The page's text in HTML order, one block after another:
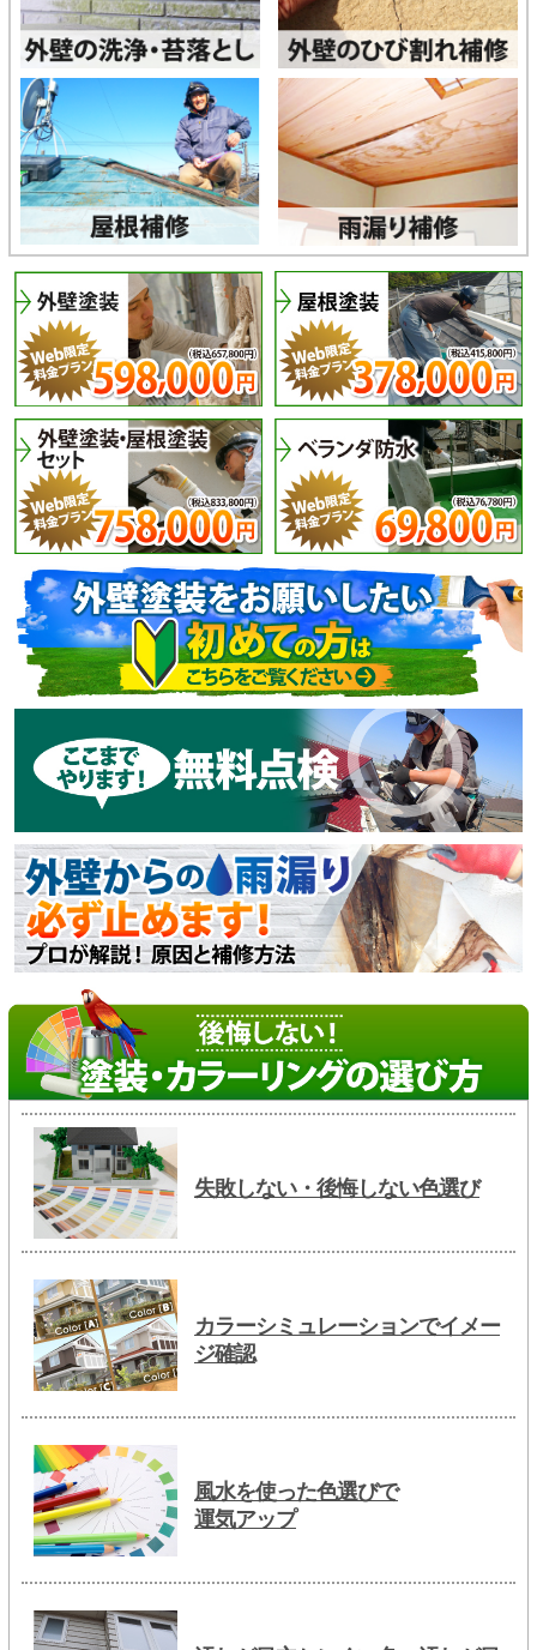
失敗しない・後悔しない色選び
カラーシミュレーションでイメー
ジ確認
風水を使った色選びで
運気アップ